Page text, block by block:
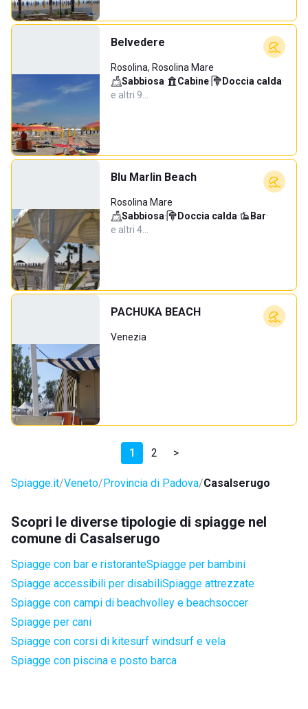
Belvedere
Rosolina, Rosolina Mare
Sabbiosa· Cabine· Doccia calda·
e altri 9…
Blu Marlin Beach
Rosolina Mare
Sabbiosa· Doccia calda· Bar·
e altri 4…
PACHUKA BEACH
Venezia
1 2 >
Spiagge.it Veneto Provincia di Padova Casalserugo
Scopri le diverse tipologie di spiagge nel
comune di Casalserugo
Spiagge con bar e ristoranteSpiagge per bambini
Spiagge accessibili per disabiliSpiagge attrezzate
Spiagge con campi di beachvolley e beachsoccer
Spiagge per cani
Spiagge con corsi di kitesurf windsurf e vela
Spiagge con piscina e posto barca